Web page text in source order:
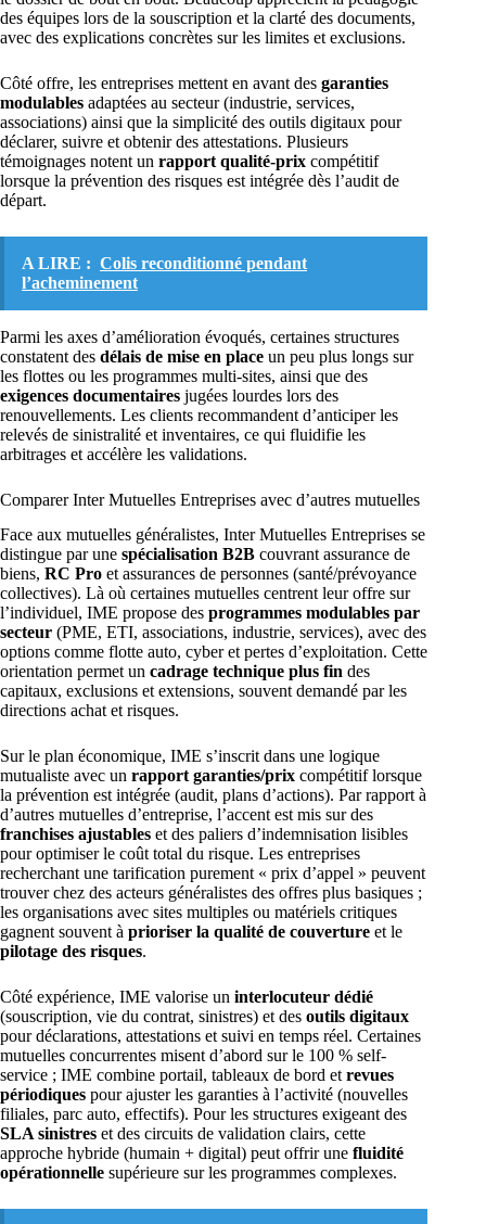
des équipes lors de la souscription et la clarté des documents,
avec des explications concrètes sur les limites et exclusions.
Côté offre, les entreprises mettent en avant des garanties
modulables adaptées au secteur (industrie, services,
associations) ainsi que la simplicité des outils digitaux pour
déclarer, suivre et obtenir des attestations. Plusieurs
témoignages notent un rapport qualité-prix compétitif
lorsque la prévention des risques est intégrée dès l’audit de
départ.
A LIRE : Colis reconditionné pendant
l’acheminement
Parmi les axes d’amélioration évoqués, certaines structures
constatent des délais de mise en place un peu plus longs sur
les flottes ou les programmes multi-sites, ainsi que des
exigences documentaires jugées lourdes lors des
renouvellements. Les clients recommandent d’anticiper les
relevés de sinistralité et inventaires, ce qui fluidifie les
arbitrages et accélère les validations.
Comparer Inter Mutuelles Entreprises avec d’autres mutuelles
Face aux mutuelles généralistes, Inter Mutuelles Entreprises se
distingue par une spécialisation B2B couvrant assurance de
biens, RC Pro et assurances de personnes (santé/prévoyance
collectives). Là où certaines mutuelles centrent leur offre sur
l’individuel, IME propose des programmes modulables par
secteur (PME, ETI, associations, industrie, services), avec des
options comme flotte auto, cyber et pertes d’exploitation. Cette
orientation permet un cadrage technique plus fin des
capitaux, exclusions et extensions, souvent demandé par les
directions achat et risques.
Sur le plan économique, IME s’inscrit dans une logique
mutualiste avec un rapport garanties/prix compétitif lorsque
la prévention est intégrée (audit, plans d’actions). Par rapport à
d’autres mutuelles d’entreprise, l’accent est mis sur des
franchises ajustables et des paliers d’indemnisation lisibles
pour optimiser le coût total du risque. Les entreprises
recherchant une tarification purement « prix d’appel » peuvent
trouver chez des acteurs généralistes des offres plus basiques ;
les organisations avec sites multiples ou matériels critiques
gagnent souvent à prioriser la qualité de couverture et le
pilotage des risques.
Côté expérience, IME valorise un interlocuteur dédié
(souscription, vie du contrat, sinistres) et des outils digitaux
pour déclarations, attestations et suivi en temps réel. Certaines
mutuelles concurrentes misent d’abord sur le 100 % self-
service ; IME combine portail, tableaux de bord etrevues
périodiques pour ajuster les garanties à l’activité (nouvelles
filiales, parc auto, effectifs). Pour les structures exigeant des
SLA sinistres et des circuits de validation clairs, cette
approche hybride (humain + digital) peut offrir une fluidité
opérationnelle supérieure sur les programmes complexes.